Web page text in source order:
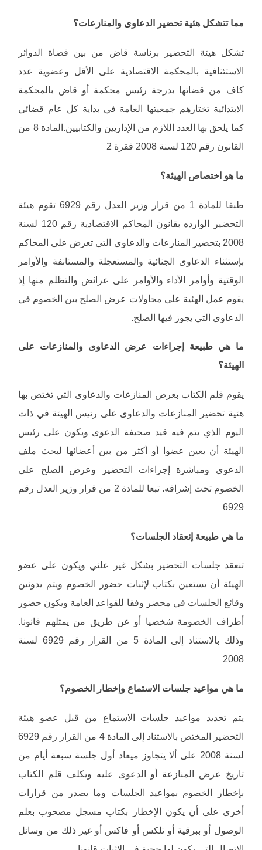
مما تتشكل هئية تحضير الدعاوى والمنازعات؟
تشكل هيئة التحضير برئاسة قاض من بين قضاة الدوائر
الاستئنافية بالمحكمة الاقتصادية على الأقل وعضوية عدد
كاف من قضاتها بدرجة رئيس محكمة أو قاض بالمحكمة
الابتدائية تختارهم جمعيتها العامة في بداية كل عام قضائي
كما يلحق بها العدد اللازم من الإداريين والكتابيين.المادة 8 من
القانون رقم 120 لسنة 2008 فقرة 2
ما هو اختصاص الهيئة؟
طبقا للمادة 1 من قرار وزير العدل رقم 6929 تقوم هيئة
التحضير الوارده بقانون المحاكم الاقتصادية رقم 120 لسنة
2008 بتحضير المنازعات والدعاوى التى تعرض على المحاكم
بإستثناء الدعاوى الجنائية والمستعجلة والمستانفة والأوامر
الوقتية وأوامر الأداء والأوامر على عرائض والتظلم منها إذ
يقوم عمل الهئية على محاولات عرض الصلح بين الخصوم في
الدعاوى التي يجوز فيها الصلح.
ما هي طبيعة إجراءات عرض الدعاوى والمنازعات على
الهيئة؟
يقوم قلم الكتاب بعرض المنازعات والدعاوى التي تختص بها
هئية تحضير المنازعات والدعاوى على رئيس الهيئة في ذات
اليوم الذي يتم فيه قيد صحيفة الدعوى ويكون على رئيس
الهيئة أن يعين عضوا أو أكثر من بين أعضائها لبحث ملف
الدعوى ومباشرة إجراءات التحضير وعرض الصلح على
الخصوم تحت إشرافه. تبعا للمادة 2 من قرار وزير العدل رقم
6929
ما هي طبيعة إنعقاد الجلسات؟
تنعقد جلسات التحضير بشكل غير علني ويكون على عضو
الهيئة أن يستعين بكتاب لإثبات حضور الخصوم ويتم يدونين
وقائع الجلسات في محضر وفقا للقواعد العامة ويكون حضور
أطراف الخصومة شخصيا أو عن طريق من يمثلهم قانونا.
وذلك بالاستناد إلى المادة 5 من القرار رقم 6929 لسنة
2008
ما هي مواعيد جلسات الاستماع وإخطار الخصوم؟
يتم تحديد مواعيد جلسات الاستماع من قبل عضو هيئة
التحضير المختص بالاستناد إلى المادة 4 من القرار رقم 6929
لسنة 2008 على ألا يتجاوز ميعاد أول جلسة سبعة أيام من
تاريخ عرض المنازعة أو الدعوى عليه ويكلف قلم الكتاب
بإخطار الخصوم بمواعيد الجلسات وما يصدر من قرارات
أخرى على أن يكون الإخطار بكتاب مسجل مصحوب بعلم
الوصول أو ببرقية أو تلكس أو فاكس أو غير ذلك من وسائل